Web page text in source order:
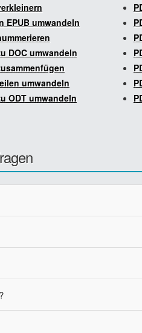
EPUB umwandeln
DOC umwandeln
umwandeln
ODT umwandeln